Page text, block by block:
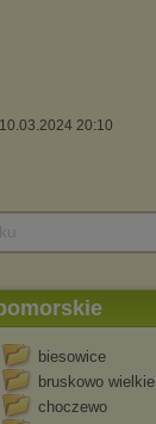
20:10
biesowice
bruskowo wielkie
choczewo